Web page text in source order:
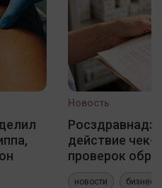
Новость
действие чек-
проверок
новости бизнес